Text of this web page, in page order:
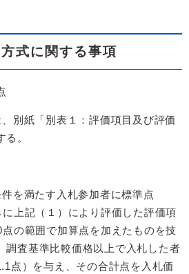
式に関する事項
別紙「別表１：評価項目及び評価
。
を満たす入札参加者に標準点
に上記（１）により評価した評価項
の範囲で加算点を加えたものを技
調査基準比較価格以上で入札した者
点）を与え、その合計点を入札価